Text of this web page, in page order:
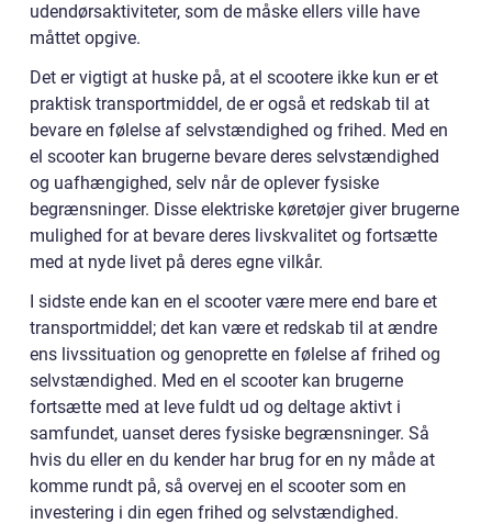
udendørsaktiviteter, som de måske ellers ville have
måttet opgive.
Det er vigtigt at huske på, at el scootere ikke kun er et
praktisk transportmiddel, de er også et redskab til at
bevare en følelse af selvstændighed og frihed. Med en
el scooter kan brugerne bevare deres selvstændighed
og uafhængighed, selv når de oplever fysiske
begrænsninger. Disse elektriske køretøjer giver brugerne
mulighed for at bevare deres livskvalitet og fortsætte
med at nyde livet på deres egne vilkår.
I sidste ende kan en el scooter være mere end bare et
transportmiddel; det kan være et redskab til at ændre
ens livssituation og genoprette en følelse af frihed og
selvstændighed. Med en el scooter kan brugerne
fortsætte med at leve fuldt ud og deltage aktivt i
samfundet, uanset deres fysiske begrænsninger. Så
hvis du eller en du kender har brug for en ny måde at
komme rundt på, så overvej en el scooter som en
investering i din egen frihed og selvstændighed.